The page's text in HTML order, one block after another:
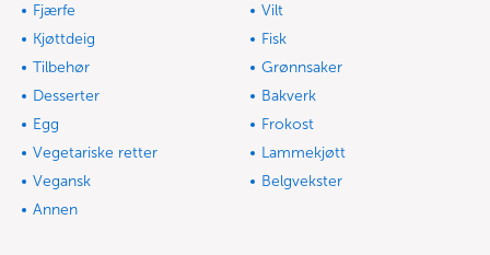
Fjærfe
Vilt
Kjøttdeig
Fisk
Tilbehør
Grønnsaker
Desserter
Bakverk
Egg
Frokost
Vegetariske retter
Lammekjøtt
Vegansk
Belgvekster
Annen